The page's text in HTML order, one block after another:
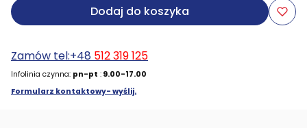
Dodaj do koszyka
Zamów tel:+48 512 319 125
Infolinia czynna: pn-pt : 9.00-17.00
Formularz kontaktowy- wyślij.